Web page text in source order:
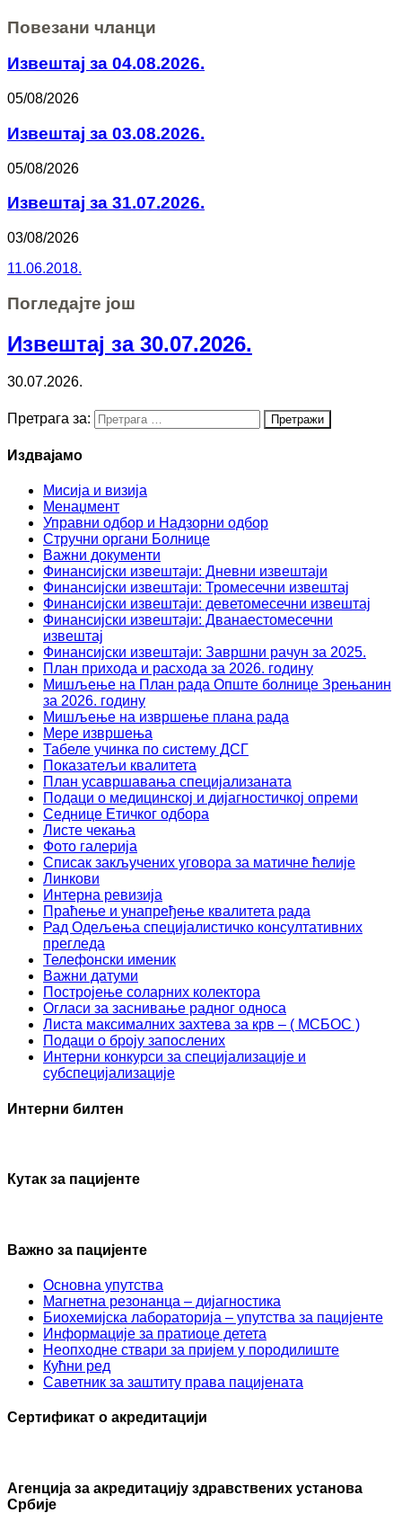
Повезани чланци
Извештај за 04.08.2026.
05/08/2026
Извештај за 03.08.2026.
05/08/2026
Извештај за 31.07.2026.
03/08/2026
11.06.2018.
Погледајте још
Извештај за 30.07.2026.
30.07.2026.
Претрага за:
Издвајамо
Мисија и визија
Менаџмент
Управни одбор и Надзорни одбор
Стручни органи Болнице
Важни документи
Финансијски извештаји: Дневни извештаји
Финансијски извештаји: Тромесечни извештај
Финансијски извештаји: деветомесечни извештај
Финансијски извештаји: Дванаестомесечни
извештај
Финансијски извештаји: Завршни рачун за 2025.
План прихода и расхода за 2026. годину
Мишљење на План рада Опште болнице Зрењанин
за 2026. годину
Мишљење на извршење плана рада
Мере извршења
Табеле учинка по систему ДСГ
Показатељи квалитета
План усавршавања специјализаната
Подаци о медицинској и дијагностичкој опреми
Седнице Етичког одбора
Листе чекања
Фото галерија
Списак закључених уговора за матичне ћелије
Линкови
Интерна ревизија
Праћење и унапређење квалитета рада
Рад Одељења специјалистичко консултативних
прегледа
Телефонски именик
Важни датуми
Постројење соларних колектора
Огласи за заснивање радног односа
Листа максималних захтева за крв – ( МСБОС )
Подаци о броју запослених
Интерни конкурси за специјализације и
субспецијализације
Интерни билтен
Кутак за пацијенте
Важно за пацијенте
Основна упутства
Mагнетна резонанца – дијагностика
Биохемијска лабораторија – упутства за пацијенте
Информације за пратиоце детета
Неопходне ствари за пријем у породилиште
Кућни ред
Саветник за заштиту права пацијената
Сертификат о акредитацији
Агенцијa за акредитацију здравствених установа
Србије